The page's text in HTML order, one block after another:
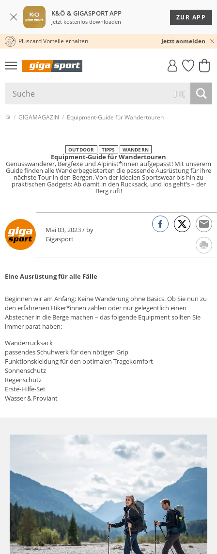
K&Ö & GIGASPORT APP
Jetzt kostenlos downloaden
ZUR APP
30 TAGE RÜCKGABERECHT
Pluscard Vorteile erhalten Jetzt anmelden
GIGASTYLE
FAHRRAD­
MUST-HAVE
GIGAMAGAZIN Equipment-Guide für Wandertouren
OUTDOOR TIPPS WANDERN
Equipment-Guide für Wandertouren
Genusswanderer, Bergfexe und Alpinist*innen aufgepasst! Mit unserem
Guide finden alle Wanderbegeisterten die passende Ausrüstung für ihre
nächste Tour in den Bergen. Von der idealen Sportswear bis hin zu
praktischen Gadgets: Ab damit in den Rucksack, und los geht’s – der
Berg ruft!
Mai 03, 2023 / by
Gigasport
Eine Ausrüstung für alle Fälle
Beginnen wir am Anfang: Keine Wanderung ohne Basics. Ob Sie nun zu
den erfahrenen Hiker*innen zählen oder nur gelegentlich einen
Abstecher in die Berge machen – das folgende Equipment sollten Sie
immer parat haben:
Wanderrucksack
passendesSchuhwerk für den nötigen Grip
Funktionskleidung für den optimalen Tragekomfort
Sonnenschutz
Regenschutz
Erste-Hilfe-Set
Wasser & Proviant